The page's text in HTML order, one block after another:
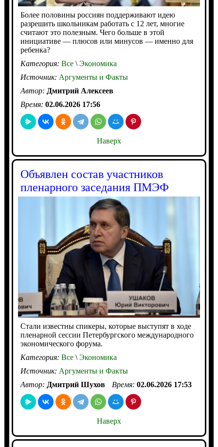
Более половины россиян поддерживают идею
разрешить школьникам работать с 12 лет, многие
считают это полезным. Чего больше в этой
инициативе — плюсов или минусов — именно для
ребенка?
Категория: Все\Экономика
Источник: Аргументы и Факты
Автор: Дмитрий Алексеев
Время: 02.06.2026 17:56
Наверх
Объявлен состав участников
пленарного заседания ПМЭФ
Стали известны спикеры, которые выступят в ходе
пленарной сессии Петербургского международного
экономического форума.
Категория: Все\Экономика
Источник: Аргументы и Факты
Автор: Дмитрий Шухов Время: 02.06.2026 17:53
Наверх